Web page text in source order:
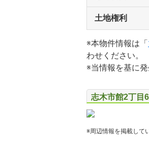
土地権利
※本物件情報は「
わせください。
※当情報を基に
志木市館2丁目
※周辺情報を掲載して